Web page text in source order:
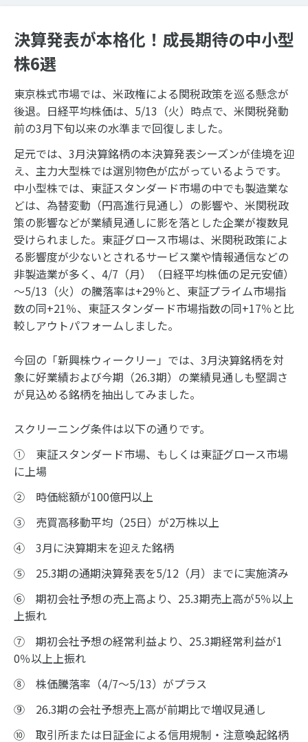
決算発表が本格化！成長期待の中小型
株6選
東京株式市場では、米政権による関税政策を巡る懸念が
後退。日経平均株価は、5/13（火）時点で、米関税発動
前の3月下旬以来の水準まで回復しました。
足元では、3月決算銘柄の本決算発表シーズンが佳境を迎
え、主力大型株では選別物色が広がっているようです。
中小型株では、東証スタンダード市場の中でも製造業な
どは、為替変動（円高進行見通し）の影響や、米関税政
策の影響などが業績見通しに影を落とした企業が複数見
受けられました。東証グロース市場は、米関税政策によ
る影響度が少ないとされるサービス業や情報通信などの
非製造業が多く、4/7（月）（日経平均株価の足元安値）
～5/13 （火）の騰落率は+29％と、東証プライム市場指
数の同+21％、東証スタンダード市場指数の同+17％と比
較しアウトパフォームしました。
今回の「新興株ウィークリー」では、3月決算銘柄を対
象に好業績および今期（26.3期）の業績見通しも堅調さ
が見込める銘柄を抽出してみました。
スクリーニング条件は以下の通りです。
① 東証スタンダード市場、もしくは東証グロース市場
に上場
② 時価総額が100億円以上
③ 売買高移動平均（25日）が2万株以上
④ 3月に決算期末を迎えた銘柄
⑤ 25.3期の通期決算発表を5/12（月）までに実施済み
⑥ 期初会社予想の売上高より、25.3期売上高が5％以上
上振れ
⑦ 期初会社予想の経常利益より、25.3期経常利益が1
0％以上上振れ
⑧ 株価騰落率（4/7～5/13）がプラス
⑨ 26.3期の会社予想売上高が前期比で増収見通し
⑩ 取引所または日証金による信用規制・注意喚起銘柄